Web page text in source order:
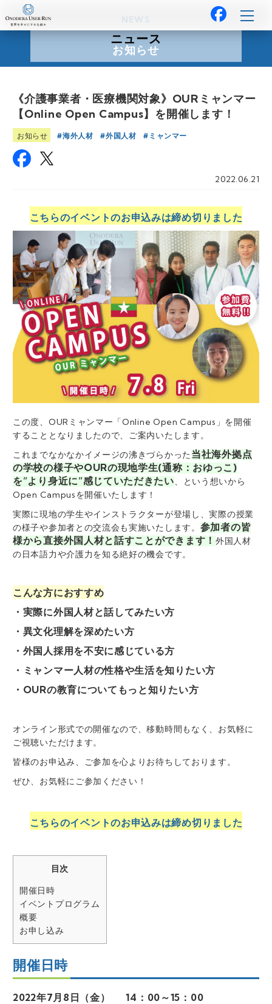
ニュース
お知らせ
《介護事業者・医療機関対象》OURミャンマー
【Online Open Campus】を開催します！
お知らせ 海外人材 外国人材 ミャンマー
2022.06.21
こちらのイベントのお申込みは締め切りました
この度、OURミャンマー「Online Open Campus」を開催
することとなりましたので、ご案内いたします。
これまでなかなかイメージの沸きづらかった 当社海外拠点
の学校の様子やOURの現地学生(通称：おゆっこ)
を”より身近に”感じていただきたい 、という想いから
Open Campusを開催いたします！
実際に現地の学生やインストラクターが登場し、実際の授業
の様子や参加者との交流会も実施いたします。 参加者の皆
様から直接外国人材と話すことができます！ 外国人材
の日本語力や介護力を知る絶好の機会です。
こんな方におすすめ
・実際に外国人材と話してみたい方
・異文化理解を深めたい方
・外国人採用を不安に感じている方
・ミャンマー人材の性格や生活を知りたい方
・OURの教育についてもっと知りたい方
オンライン形式での開催なので、移動時間もなく、お気軽に
ご視聴いただけます。
皆様のお申込み、ご参加を心よりお待ちしております。
ぜひ、お気軽にご参加ください！
こちらのイベントのお申込みは締め切りました
目次
開催日時
イベントプログラム
概要
お申し込み
開催日時
2022年7月8日（金） 14：00～15：00